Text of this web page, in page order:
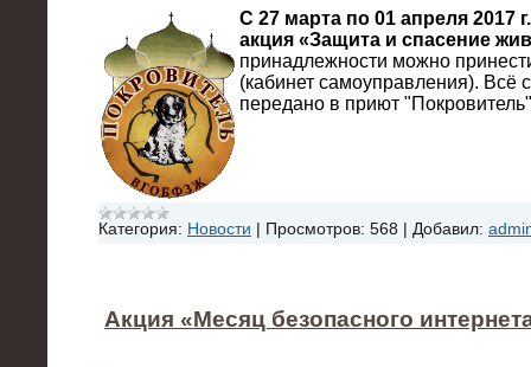
С 27 марта по 01 апреля 2017
акция «Защита и спасение
принадлежности можно
(кабинет самоуправления). Всё
передано в приют
Категория: Новости Просмотров: 568 Добавил:
Акция «Месяц безопасного